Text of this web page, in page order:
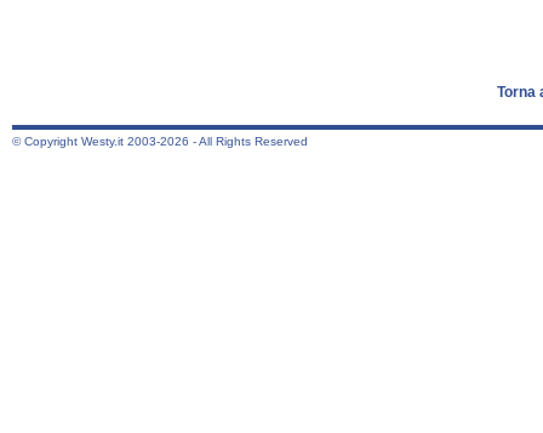
Torna
© Copyright Westy.it 2003-2026 - All Rights Reserved